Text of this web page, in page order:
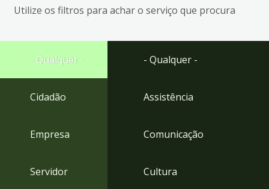
busca
Ir
rodapé
Utilize os filtros para achar o serviço que procura
- Qualquer -
Cidadão
Empresa
Servidor
- Qualquer -
Assistência
Comunicação
Cultura